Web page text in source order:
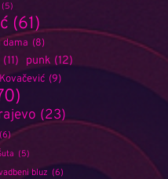
(5)
(61)
dama (8)
(11) punk (12)
(9)
(23)
(6)
(5)
bluz (6)